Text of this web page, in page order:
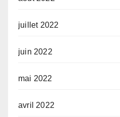
juillet 2022
juin 2022
mai 2022
avril 2022